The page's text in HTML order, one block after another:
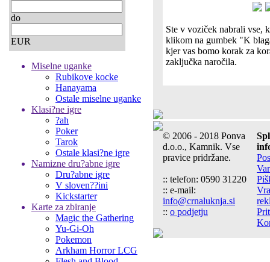
do
EUR
Miselne uganke
Rubikove kocke
Hanayama
Ostale miselne uganke
Klasi?ne igre
?ah
Poker
Tarok
Ostale klasi?ne igre
Namizne dru?abne igre
Dru?abne igre
V sloven??ini
Kickstarter
Karte za zbiranje
Magic the Gathering
Yu-Gi-Oh
Pokemon
Arkham Horror LCG
Ste v voziček nabrali vse,
klikom na gumbek "K
kjer vas bomo korak za
zaključka naročila.
© 2006 - 2018 Ponva
d.o.o., Kamnik. Vse
pravice pridržane.
:: telefon: 0590 31220
:: e-mail:
info@crnaluknja.si
:: o podjetju